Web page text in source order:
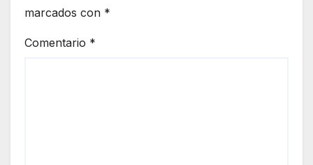
marcados con *
Comentario *